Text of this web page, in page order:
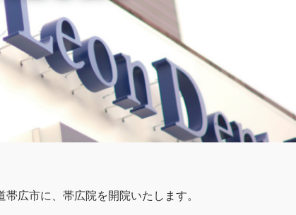
広市に、帯広院を開院いたします。